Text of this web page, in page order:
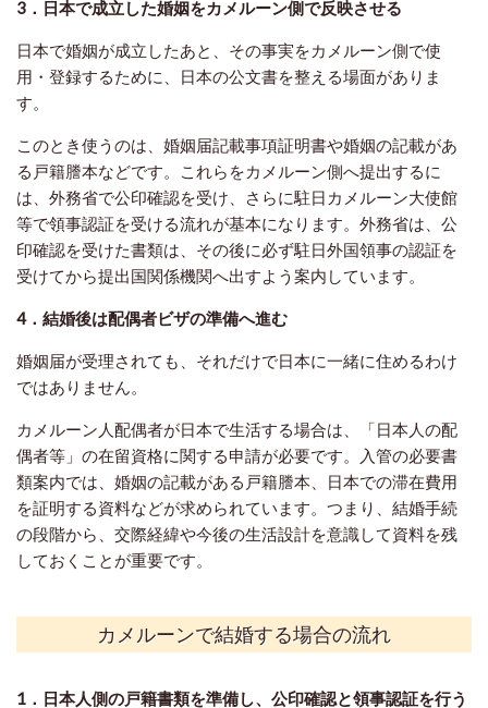
3．日本で成立した婚姻をカメルーン側で反映させる
日本で婚姻が成立したあと、その事実をカメルーン側で使
用・登録するために、日本の公文書を整える場面がありま
す。
このとき使うのは、婚姻届記載事項証明書や婚姻の記載があ
る戸籍謄本などです。これらをカメルーン側へ提出するに
は、外務省で公印確認を受け、さらに駐日カメルーン大使館
等で領事認証を受ける流れが基本になります。外務省は、公
印確認を受けた書類は、その後に必ず駐日外国領事の認証を
受けてから提出国関係機関へ出すよう案内しています。
4．結婚後は配偶者ビザの準備へ進む
婚姻届が受理されても、それだけで日本に一緒に住めるわけ
ではありません。
カメルーン人配偶者が日本で生活する場合は、「日本人の配
偶者等」の在留資格に関する申請が必要です。入管の必要書
類案内では、婚姻の記載がある戸籍謄本、日本での滞在費用
を証明する資料などが求められています。つまり、結婚手続
の段階から、交際経緯や今後の生活設計を意識して資料を残
しておくことが重要です。
カメルーンで結婚する場合の流れ
1．日本人側の戸籍書類を準備し、公印確認と領事認証を行う